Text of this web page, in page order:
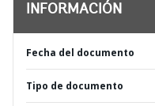
INFORMACIÓN
Fecha del documento
Tipo de documento